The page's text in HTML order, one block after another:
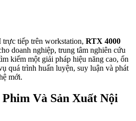
tiếp trên workstation, RTX 4000
doanh nghiệp, trung tâm nghiên cứu
kiếm một giải pháp hiệu năng cao, ổn
quá trình huấn luyện, suy luận và phát
mới.
Và Sản Xuất Nội